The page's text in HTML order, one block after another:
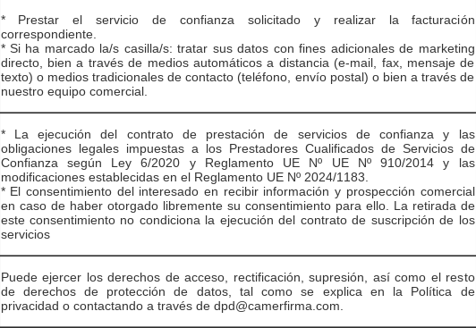
* Prestar el servicio de confianza solicitado y realizar la facturación
correspondiente.
* Si ha marcado la/s casilla/s: tratar sus datos con fines adicionales de marketing
directo, bien a través de medios automáticos a distancia (e-mail, fax, mensaje de
texto) o medios tradicionales de contacto (teléfono, envío postal) o bien a través de
nuestro equipo comercial.
* La ejecución del contrato de prestación de servicios de confianza y las
obligaciones legales impuestas a los Prestadores Cualificados de Servicios de
Confianza según Ley 6/2020 y Reglamento UE Nº UE Nº 910/2014 y las
modificaciones establecidas en el Reglamento UE Nº 2024/1183.
* El consentimiento del interesado en recibir información y prospección comercial
en caso de haber otorgado libremente su consentimiento para ello. La retirada de
este consentimiento no condiciona la ejecución del contrato de suscripción de los
servicios
Puede ejercer los derechos de acceso, rectificación, supresión, así como el resto
de derechos de protección de datos, tal como se explica en la Política de
privacidad o contactando a través de dpd@camerfirma.com.